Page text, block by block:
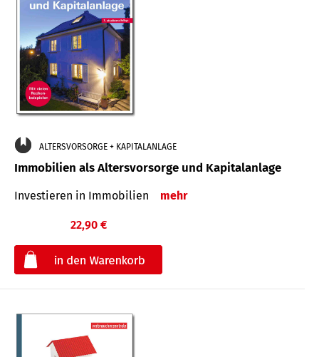
ALTERSVORSORGE + KAPITALANLAGE
Immobilien als Altersvorsorge und Kapitalanlage
Investieren in Immobilien mehr
22,90 €